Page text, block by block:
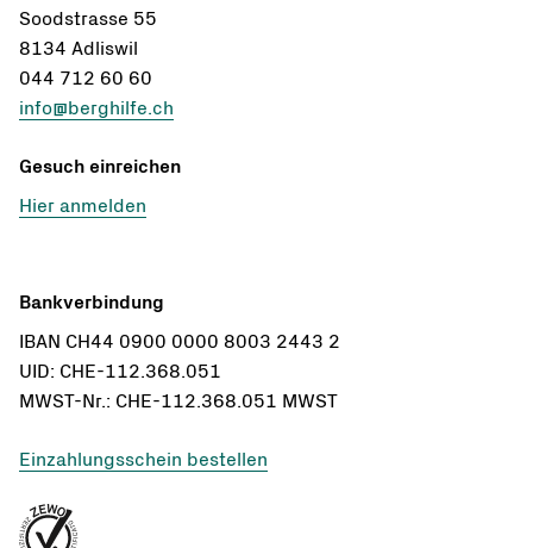
Soodstrasse 55
8134 Adliswil
044 712 60 60
info@berghilfe.ch
Gesuch einreichen
Hier anmelden
Bankverbindung
IBAN CH44 0900 0000 8003 2443 2
UID: CHE-112.368.051
MWST-Nr.: CHE-112.368.051 MWST
Einzahlungsschein bestellen